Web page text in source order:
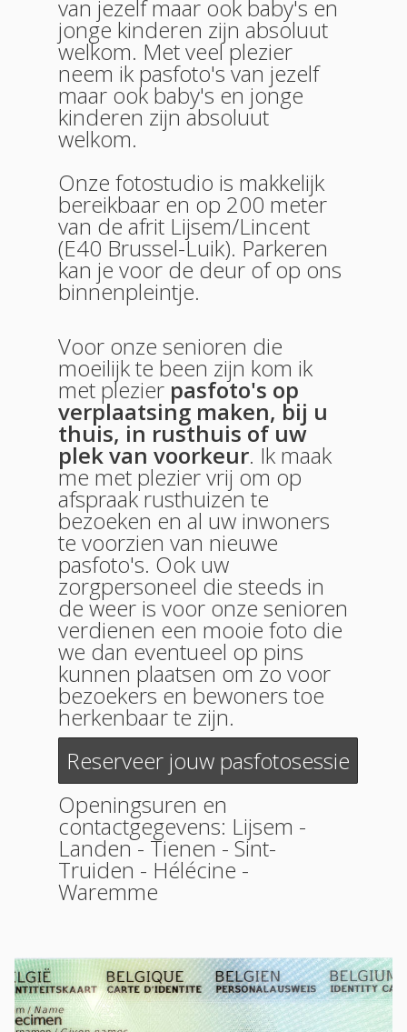
van jezelf maar ook baby's en
jonge kinderen zijn absoluut
welkom. Met veel plezier
neem ik pasfoto's van jezelf
maar ook baby's en jonge
kinderen zijn absoluut
welkom.
Onze fotostudio is makkelijk
bereikbaar en op 200 meter
van de afrit Lijsem/Lincent
(E40 Brussel-Luik). Parkeren
kan je voor de deur of op ons
binnenpleintje.
Voor onze senioren die
moeilijk te been zijn kom ik
met plezier pasfoto's op
verplaatsing maken, bij u
thuis, in rusthuis of uw
plek van voorkeur. Ik maak
me met plezier vrij om op
afspraak rusthuizen te
bezoeken en al uw inwoners
te voorzien van nieuwe
pasfoto's. Ook uw
zorgpersoneel die steeds in
de weer is voor onze senioren
verdienen een mooie foto die
we dan eventueel op pins
kunnen plaatsen om zo voor
bezoekers en bewoners toe
herkenbaar te zijn.
Reserveer jouw pasfotosessie
Openingsuren en
contactgegevens: Lijsem -
Landen- Tienen - Sint-
Truiden - Hélécine -
Waremme